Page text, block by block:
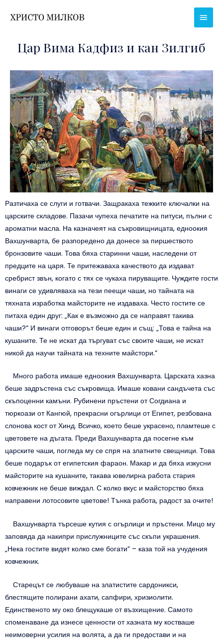
Main
Цар Вима Кадфиз и кан Зилгиб
Разтичаха се слуги и готвачи. Защракаха тежките ключалки на
царските складове. Пазачи чупеха печатите на питуси, пълни с
ароматни масла. На казначеят на съкровищницата, едноокия
Вахшунварта, бе разпоредено да донесе за пиршеството
бронзовите чаши. Това бяха старинни чаши, наследени от
предците на царя. Те притежаваха качеството да издават
сребрист звън, когато с тях се чукаха пируващите. Чуждите гости
винаги се удивляваха на тези пеещи чаши, но тайната на
тяхната изработка майсторите не издаваха. Често гостите се
питаха един друг: „Как е възможно да се направят такива
чаши?“ И винаги отговорът беше един и същ: „Това е тайна на
кушаните. Те не искат да търгуват със своите чаши, не искат
никой да научи тайната на техните майстори.“
Много работа имаше едноокия Вахшунварта. Царската хазна
беше задръстена със съкровища. Имаше ковани сандъчета със
скъпоценни камъни. Рубинени пръстени от Согдиана и
тюркоази от Кангюй, прекрасни огърлици от Египет, резбована
слонова кост от Хинд. Всичко, което беше украсено, пламтеше с
цветовете на дъгата. Преди Вахшунварта да посегне към
царските чаши, погледа му се спря на златните свещници. Това
беше подарък от египетския фараон. Макар и да бяха изкусни
майсторите на кушаните, такава ювелирна работа стария
ковчежник не беше виждал. С колко вкус и майсторство бяха
направени лотосовите цветове! Тънка работа, радост за очите!
Вахшунварта търсеше кутия с огърлици и пръстени. Мицо му
заповяда да накипри прислужниците със скъпи украшения.
„Нека гостите видят колко сме богати“ – каза той на учудения
ковчежник.
Старецът се любуваше на златистите сардоникси,
блестящите полирани ахати, сапфири, хризиолити.
Единственото му око блещукаше от възхищение. Самото
споменаване да изнесе ценности от хазната му костваше
неимоверни усилия на волята, а да ги предостави и на